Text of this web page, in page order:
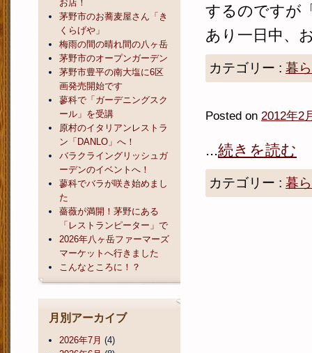
するのですが
あり一日中、
カテゴリー : 暮
Posted on 2012年2
...続きを読む
カテゴリー : 暮
お店！
茅野市のお蕎麦屋さん「き
くらげや」
梅雨の間の晴れ間の八ヶ岳
茅野市のオープンガーデン
茅野市豊平の南大塩に6区
画発売開始です
蓼科で「ガーデニングスク
ール」を受講
原村のイタリアンレストラ
ン「DANLO」へ！
バラクライングリッシュガ
ーデンのイベントへ！
蓼科でバラが咲き始めまし
た
薔薇が満開！茅野にある
「レストランピーター」で
2026年八ヶ岳ファーマーズ
マーケットへ行きました
こんなところに！？
月別アーカイブ
2026年7月 (4)